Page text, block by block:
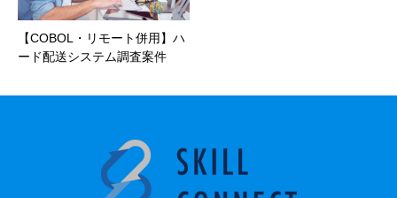
【COBOL・リモート併用】ハ
ード配送システム調査案件